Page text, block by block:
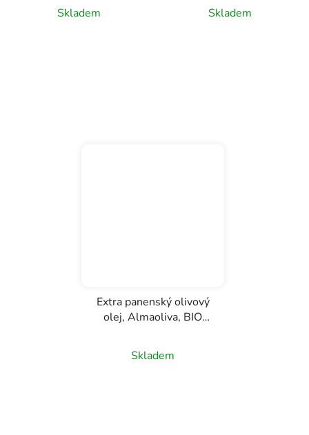
Skladem
Skladem
Extra panenský olivový
olej, Almaoliva, BIO
de la Subbetica, 0,5l
hodnocení
Skladem